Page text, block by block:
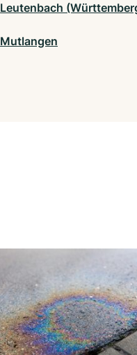
Leutenbach
Mutlangen